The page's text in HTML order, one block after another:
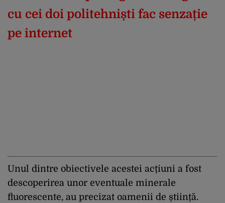
cu cei doi politehniști fac senzație
pe internet
Unul dintre obiectivele acestei acțiuni a fost
descoperirea unor eventuale minerale
fluorescente, au precizat oamenii de știință.